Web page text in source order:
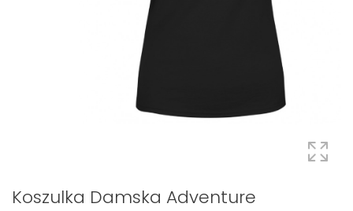
Koszulka Damska Adventure